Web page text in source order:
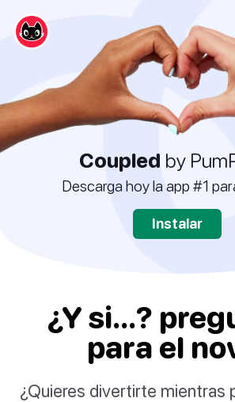
Coupled by
Descarga hoy la app #1
Instalar
¿Y si...?
para el
¿Quieres divertirte mientras